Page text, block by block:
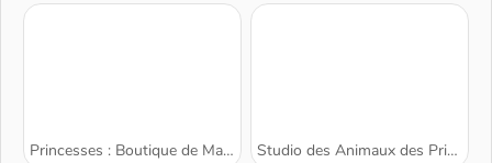
Princesses : Boutique de Mariage Studio des Animaux des Princesses